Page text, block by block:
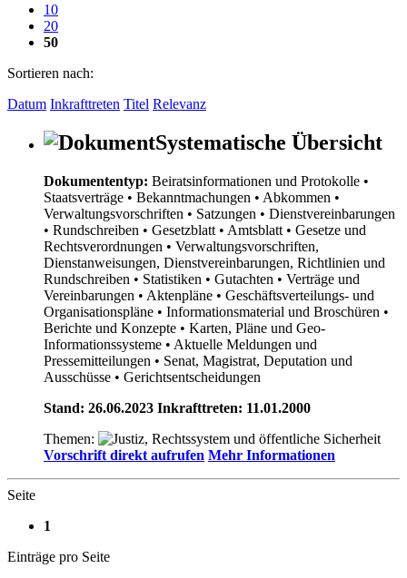
10
20
50
Sortieren nach:
Datum Inkrafttreten Titel Relevanz
Systematische Übersicht
Dokumententyp: Beiratsinformationen und Protokolle •
Staatsverträge • Bekanntmachungen • Abkommen •
Verwaltungsvorschriften • Satzungen • Dienstvereinbarungen
• Rundschreiben • Gesetzblatt • Amtsblatt • Gesetze und
Rechtsverordnungen • Verwaltungsvorschriften,
Dienstanweisungen, Dienstvereinbarungen, Richtlinien und
Rundschreiben • Statistiken • Gutachten • Verträge und
Vereinbarungen • Aktenpläne • Geschäftsverteilungs- und
Organisationspläne • Informationsmaterial und Broschüren •
Berichte und Konzepte • Karten, Pläne und Geo-
Informationssysteme • Aktuelle Meldungen und
Pressemitteilungen • Senat, Magistrat, Deputation und
Ausschüsse • Gerichtsentscheidungen
Stand: 26.06.2023 Inkrafttreten: 11.01.2000
Themen:
Vorschrift direkt aufrufen Mehr Informationen
Seite
1
Einträge pro Seite